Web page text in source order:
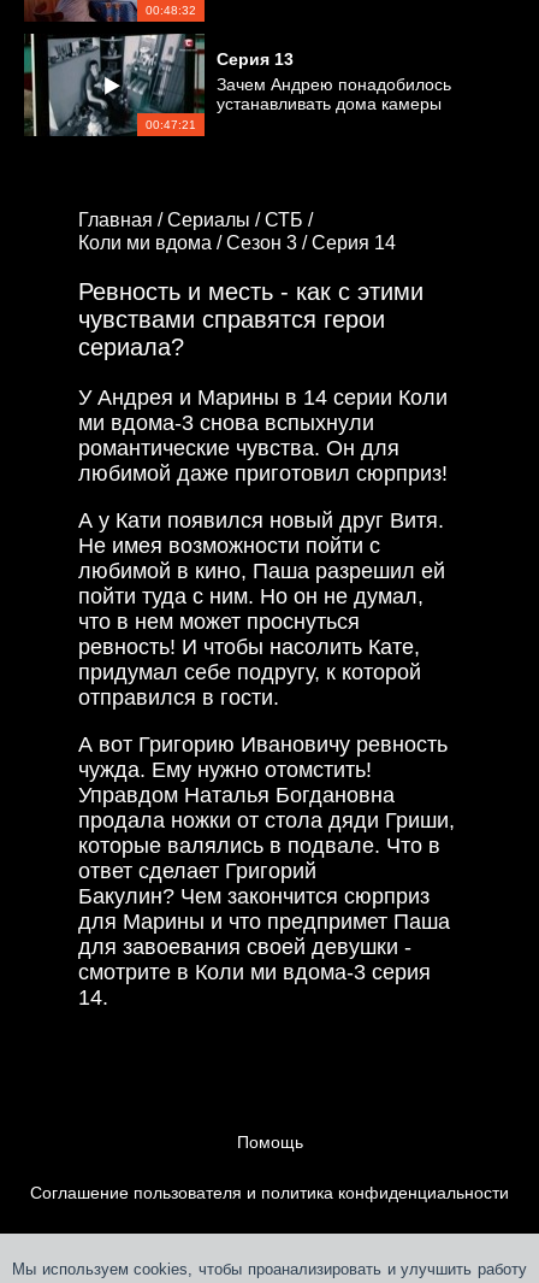
Мы используем cookies, чтобы проанализировать и улучшить работу
00:48:32
00:47:21
Серия 13
Зачем Андрею понадобилось
устанавливать дома камеры
Главная /Сериалы /СТБ /
Коли ми вдома /Сезон 3 /Серия 14
Ревность и месть - как с этими
чувствами справятся герои
сериала?
У Андрея и Марины в 14 серии Коли
ми вдома-3 снова вспыхнули
романтические чувства. Он для
любимой даже приготовил сюрприз!
А у Кати появился новый друг Витя.
Не имея возможности пойти с
любимой в кино, Паша разрешил ей
пойти туда с ним. Но он не думал,
что в нем может проснуться
ревность! И чтобы насолить Кате,
придумал себе подругу, к которой
отправился в гости.
А вот Григорию Ивановичу ревность
чужда. Ему нужно отомстить!
Управдом Наталья Богдановна
продала ножки от стола дяди Гриши,
которые валялись в подвале. Что в
ответ сделает Григорий
Бакулин? Чем закончится сюрприз
для Марины и что предпримет Паша
для завоевания своей девушки -
смотрите в Коли ми вдома-3 серия
14.
Помощь
Соглашение пользователя и политика конфиденциальности